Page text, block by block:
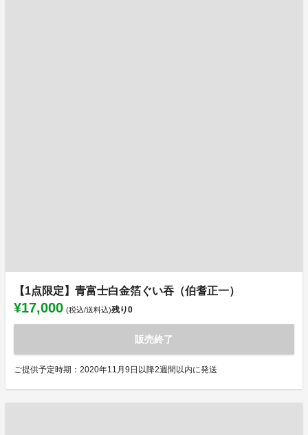
【1点限定】青富士白金箔ぐい吞（伯耆正一）
¥17,000 (税込/送料込)残り0
販売終了
ご提供予定時期：2020年11月9日以降2週間以内に発送